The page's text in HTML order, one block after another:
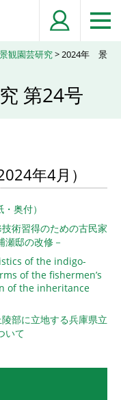
観園芸研究> 2024年 景
第24号
年4月）
奥付）
術習得のための古民家
瀬邸の改修－
of the indigo-
of the fishermen’s
of the inheritance
部に立地する兵庫県立
いて